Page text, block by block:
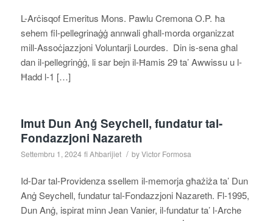
L-Arċisqof Emeritus Mons. Pawlu Cremona O.P. ħa
sehem fil-pellegrinaġġ annwali għall-morda organizzat
mill-Assoċjazzjoni Voluntarji Lourdes. Din is-sena għal
dan il-pellegrinġġ, li sar bejn il-Ħamis 29 ta’ Awwissu u l-
Ħadd l-1 […]
Imut Dun Anġ Seychell, fundatur tal-
Fondazzjoni Nazareth
Settembru 1, 2024 fiAħbarijiet / byVictor Formosa
Id-Dar tal-Providenza ssellem il-memorja għażiża ta’ Dun
Anġ Seychell, fundatur tal-Fondazzjoni Nazareth. Fl-1995,
Dun Anġ, ispirat minn Jean Vanier, il-fundatur ta’ l-Arche